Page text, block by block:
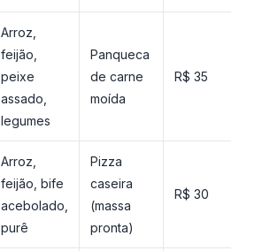
Arroz,
feijão,
peixe
assado,
legumes
Panqueca
de carne
moída
R$ 35
Arroz,
feijão, bife
acebolado,
purê
Pizza
caseira
(massa
pronta)
R$ 30